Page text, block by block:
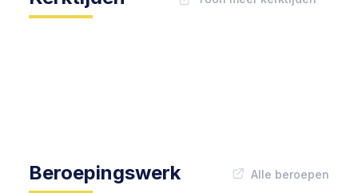
Beroepingswerk Alle beroepen